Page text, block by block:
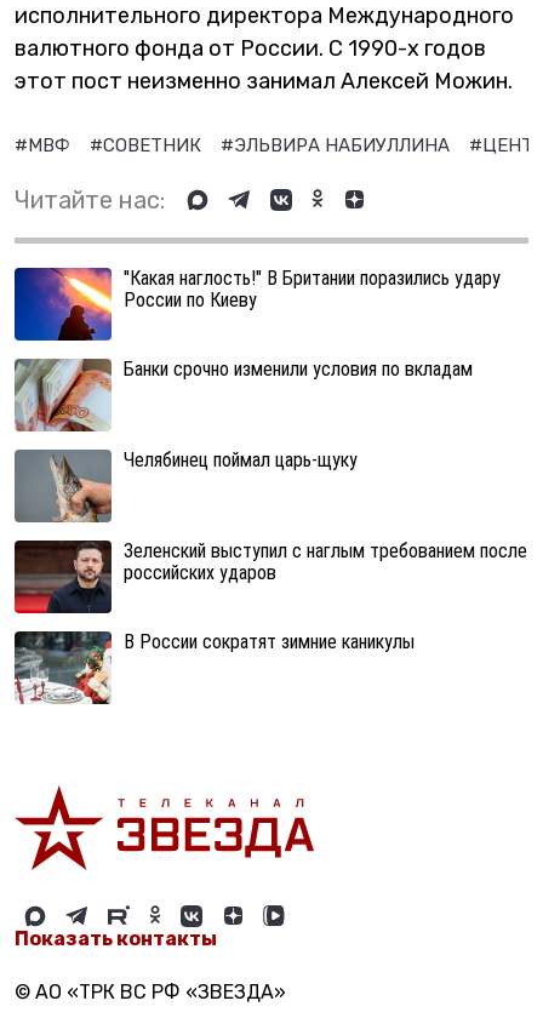
исполнительного директора Международного
валютного фонда от России. С 1990-х годов
этот пост неизменно занимал Алексей Можин.
#МВФ #СОВЕТНИК #ЭЛЬВИРА НАБИУЛЛИНА
Читайте нас:
"Какая наглость!" В Британии поразились удару
России по Киеву
Банки срочно изменили условия по вкладам
Челябинец поймал царь-щуку
Зеленский выступил с наглым требованием после
российских ударов
В России сократят зимние каникулы
Показать контакты
© АО «ТРК ВС РФ «ЗВЕЗДА»